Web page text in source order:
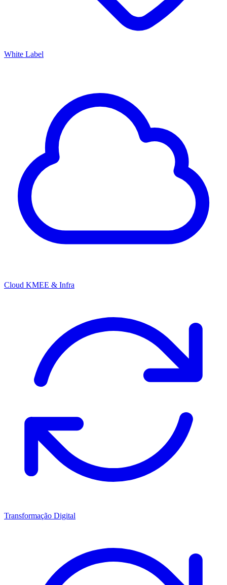
White Label
Cloud KMEE & Infra
Transformação Digital